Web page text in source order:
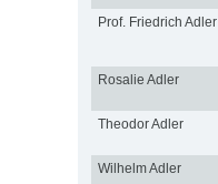
Prof. Friedrich Adler
Rosalie Adler
Theodor Adler
Wilhelm Adler